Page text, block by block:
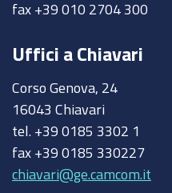
fax +39 010 2704 300
Uffici a Chiavari
Corso Genova, 24
16043 Chiavari
tel. +39 0185 3302 1
fax +39 0185 330227
chiavari@ge.camcom.it